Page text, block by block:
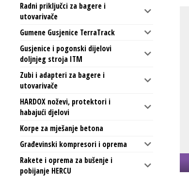
Radni priključci za bagere i
utovarivače
Gumene Gusjenice TerraTrack
Gusjenice i pogonski dijelovi
doljnjeg stroja ITM
Zubi i adapteri za bagere i
utovarivače
HARDOX noževi, protektori i
habajući djelovi
Korpe za mješanje betona
Građevinski kompresori i oprema
Rakete i oprema za bušenje i
pobijanje HERCU